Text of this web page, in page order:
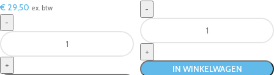
€ 29,50 ex. btw
IN WINKELWAGEN